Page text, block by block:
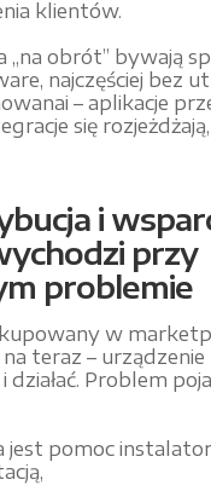
klientów.
„na obrót” bywają
najczęściej bez
– aplikacje
się
i
przy
problemie
w
teraz –
działać. Problem
jest pomoc